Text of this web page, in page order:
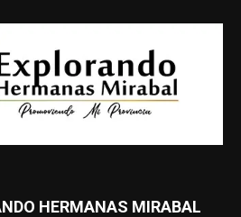
HERMANAS MIRABAL